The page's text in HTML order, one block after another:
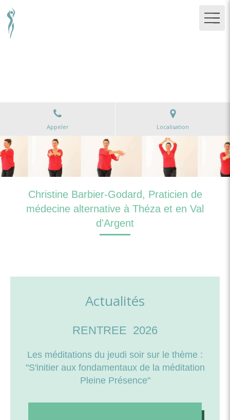
Appeler Localisation
Christine Barbier-Godard, Praticien de
médecine alternative à Théza et en Val
d'Argent
Actualités
RENTREE 2026
Les méditations du jeudi soir sur le thème :
"S'initier aux fondamentaux de la méditation
Pleine Présence"